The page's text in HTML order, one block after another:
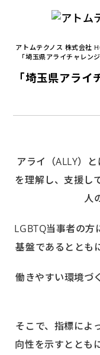
アトムテクノス 株式会社
「埼玉県アライチャレン
「埼玉県アラ
アライ（ALLY）
を理解し、支援し
人
LGBTQ当事者の方
基盤であるととも
働きやすい環境づ
そこで、指標によ
向性を示すととも